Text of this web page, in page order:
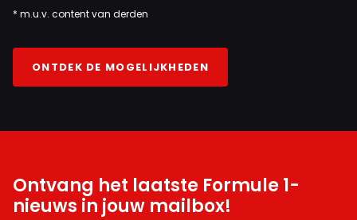
* m.u.v. content van derden
ONTDEK DE MOGELIJKHEDEN
Ontvang het laatste Formule 1-
nieuws in jouw mailbox!